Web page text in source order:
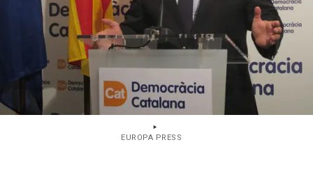
EUROPA PRESS